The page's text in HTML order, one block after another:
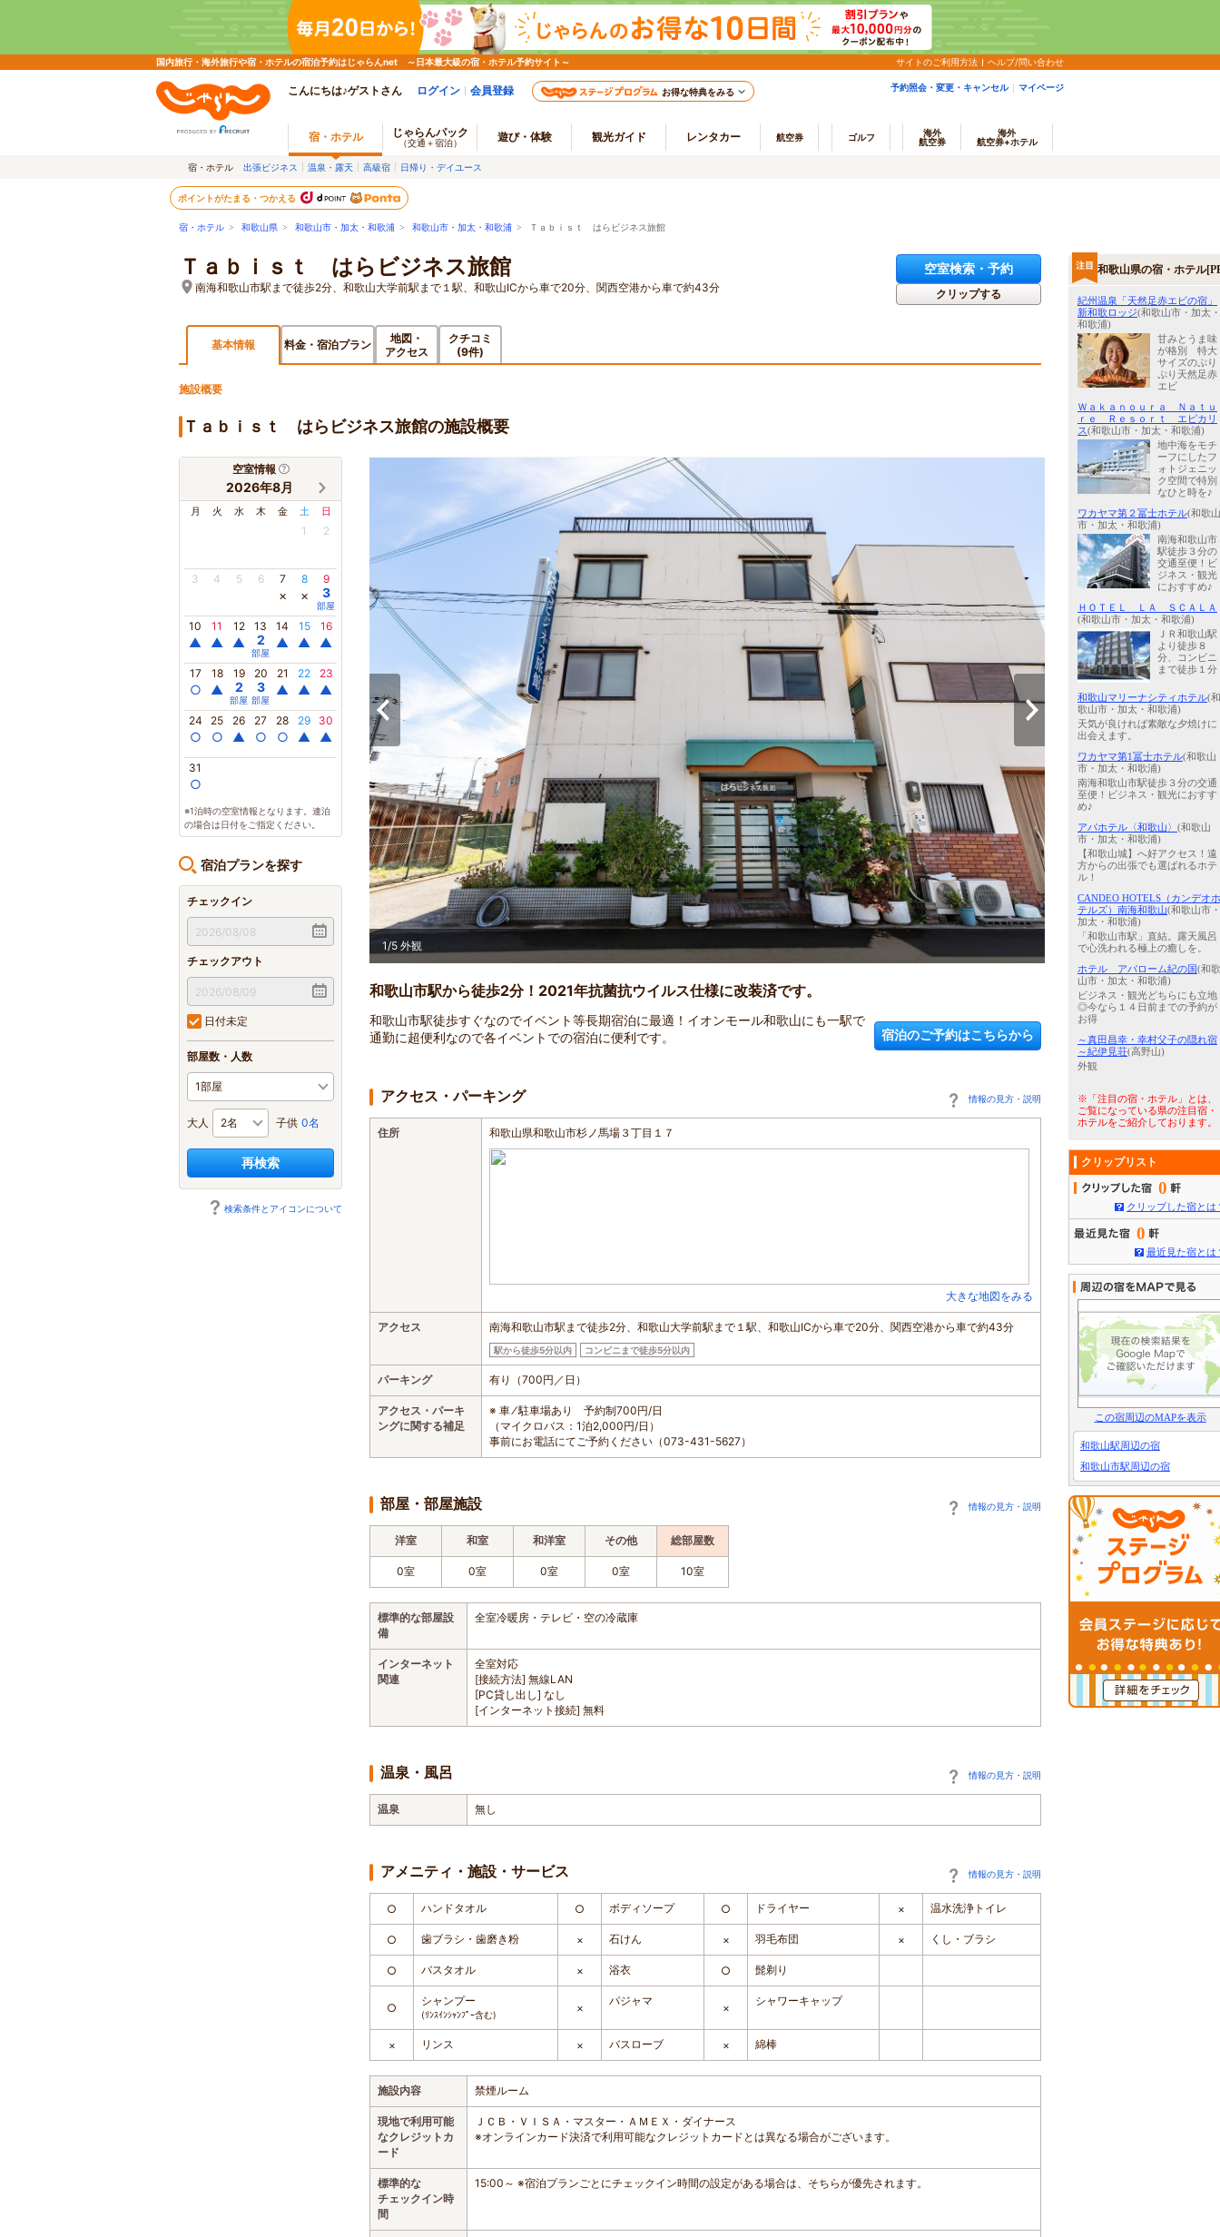
国内旅行・海外旅行や宿・ホテルの宿泊予約はじゃらんnet ～日本最大級の宿・ホテル予約サイト～ サイトのご利用方法 ヘルプ/問い合わせ
こんにちは♪ゲストさん ログイン 会員登録 お得な特典をみる 予約照会・変更・キャンセル マイページ
宿・ホテル じゃらんパック
（交通＋宿泊） 遊び・体験 観光ガイド レンタカー 航空券 ゴルフ
海外
航空券
海外
航空券+ホテル
宿・ホテル 出張ビジネス 温泉・露天 高級宿 日帰り・デイユース
ポイントがたまる・つかえる
宿・ホテル > 和歌山県 > 和歌山市・加太・和歌浦 > 和歌山市・加太・和歌浦 > Ｔａｂｉｓｔ はらビジネス旅館
Ｔａｂｉｓｔ はらビジネス旅館
南海和歌山市駅まで徒歩2分、和歌山大学前駅まで１駅、和歌山ICから車で20分、関西空港から車で約43分
空室検索・予約
クリップする
基本情報 料金・宿泊プラン
地図・
アクセス
クチコミ
(9件)
施設概要
Ｔａｂｉｓｔ はらビジネス旅館の施設概要
空室情報
2026年8月
月 火 水 木 金 土 日
1 2
3 4 5 6 7
×
8
×
9
3
部屋
10
▲
11
▲
12
▲
13
2
部屋
14
▲
15
▲
16
▲
17
○
18
▲
19
2
部屋
20
3
部屋
21
▲
22
▲
23
▲
24
○
25
○
26
▲
27
○
28
○
29
▲
30
▲
31
○
※1泊時の空室情報となります。連泊
の場合は日付をご指定ください。
宿泊プランを探す
チェックイン
チェックアウト
日付未定
部屋数・人数
大人 子供 0名
再検索
検索条件とアイコンについて
2/5 【禁煙】和室1～3名様（バス・トイレ共用） 【禁煙】ダブルルーム
和歌山市駅から徒歩2分！2021年抗菌抗ウイルス仕様に改装済です。
和歌山市駅徒歩すぐなのでイベント等長期宿泊に最適！イオンモール和歌山にも一駅で
通勤に超便利なので各イベントでの宿泊に便利です。
宿泊のご予約はこちらから
アクセス・パーキング 情報の見方・説明
住所 和歌山県和歌山市杉ノ馬場３丁目１７
大きな地図をみる
アクセス 南海和歌山市駅まで徒歩2分、和歌山大学前駅まで１駅、和歌山ICから車で20分、関西空港から車で約43分
駅から徒歩5分以内 コンビニまで徒歩5分以内
パーキング 有り（700円／日）
アクセス・パーキ
ングに関する補足
※ 車 ⁄ 駐車場あり 予約制700円/日
（マイクロバス：1泊2,000円/日）
事前にお電話にてご予約ください（073-431-5627）
部屋・部屋施設 情報の見方・説明
洋室 和室 和洋室 その他 総部屋数
0室 0室 0室 0室 10室
標準的な部屋設
備
全室冷暖房・テレビ・空の冷蔵庫
インターネット
関連
全室対応
[接続方法] 無線LAN
[PC貸し出し] なし
[インターネット接続] 無料
温泉・風呂 情報の見方・説明
温泉 無し
アメニティ・施設・サービス 情報の見方・説明
○ ハンドタオル ○ ボディソープ ○ ドライヤー × 温水洗浄トイレ
○ 歯ブラシ・歯磨き粉 × 石けん × 羽毛布団 × くし・ブラシ
○ バスタオル × 浴衣 ○ 髭剃り
○
シャンプー
(ﾘﾝｽｲﾝｼｬﾝﾌﾟｰ含む) ×
パジャマ
×
シャワーキャップ
× リンス × バスローブ × 綿棒
施設内容 禁煙ルーム
現地で利用可能
なクレジットカ
ード
ＪＣＢ・ＶＩＳＡ・マスター・ＡＭＥＸ・ダイナース
※オンラインカード決済で利用可能なクレジットカードとは異なる場合がございます。
標準的な
チェックイン時
間
15:00～ ※宿泊プランごとにチェックイン時間の設定がある場合は、そちらが優先されます。
和歌山県の宿・ホテル
紀州温泉「天然足赤エビの宿」
新和歌ロッジ(和歌山市・加太・
和歌浦)
甘みとうま味
が格別 特大
サイズのぷり
ぷり天然足赤
エビ
Ｗａｋａｎｏｕｒａ Ｎａｔｕ
ｒｅ Ｒｅｓｏｒｔ エピカリ
ス(和歌山市・加太・和歌浦)
地中海をモチ
ーフにしたフ
ォトジェニッ
ク空間で特別
なひと時を♪
ワカヤマ第２冨士ホテル(和歌山
市・加太・和歌浦)
南海和歌山市
駅徒歩３分の
交通至便！ビ
ジネス・観光
におすすめ♪
ＨＯＴＥＬ ＬＡ ＳＣＡＬＡ
(和歌山市・加太・和歌浦)
ＪＲ和歌山駅
より徒歩８
分、コンビニ
まで徒歩１分
和歌山マリーナシティホテル(和
歌山市・加太・和歌浦)
天気が良ければ素敵な夕焼けに
出会えます。
ワカヤマ第1冨士ホテル(和歌山
市・加太・和歌浦)
南海和歌山市駅徒歩３分の交通
至便！ビジネス・観光におすす
め♪
アパホテル〈和歌山〉 (和歌山
市・加太・和歌浦)
【和歌山城】へ好アクセス！遠
方からの出張でも選ばれるホテ
ル！
CANDEO HOTELS（カンデオホ
テルズ）南海和歌山(和歌山市・
加太・和歌浦)
「和歌山市駅」直結。露天風呂
で心洗われる極上の癒しを。
ホテル アバローム紀の国(和歌
山市・加太・和歌浦)
ビジネス・観光どちらにも立地
◎今なら１４日前までの予約が
お得
～真田昌幸・幸村父子の隠れ宿
～紀伊見荘(高野山)
外観
※「注目の宿・ホテル」とは、
ご覧になっている県の注目宿・
ホテルをご紹介しております。
クリップリスト
0
クリップした宿とは
0
最近見た宿とは
この宿周辺のMAPを表示
和歌山駅周辺の宿
和歌山市駅周辺の宿